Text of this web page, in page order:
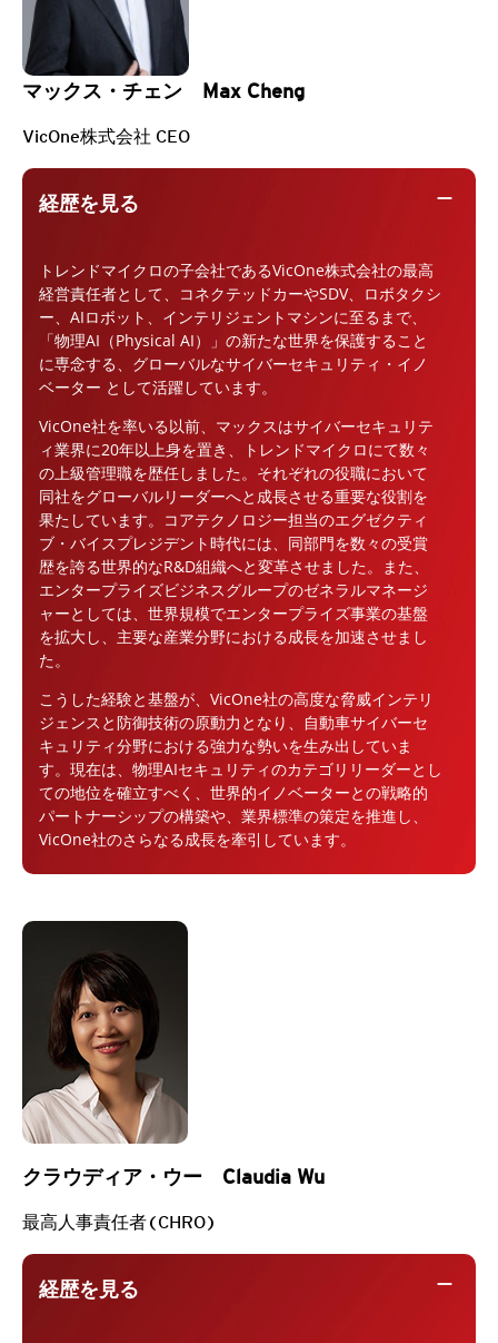
マックス・チェン Max Cheng
VicOne株式会社 CEO
経歴を見る remove
トレンドマイクロの子会社であるVicOne株式会社の最高
経営責任者として、コネクテッドカーやSDV、ロボタクシ
ー、AIロボット、インテリジェントマシンに至るまで、
「物理AI（Physical AI）」の新たな世界を保護すること
に専念する、グローバルなサイバーセキュリティ・イノ
ベーター として活躍しています。
VicOne社を率いる以前、マックスはサイバーセキュリテ
ィ業界に20年以上身を置き、トレンドマイクロにて数々
の上級管理職を歴任しました。それぞれの役職において
同社をグローバルリーダーへと成長させる重要な役割を
果たしています。コアテクノロジー担当のエグゼクティ
ブ・バイスプレジデント時代には、同部門を数々の受賞
歴を誇る世界的なR&D組織へと変革させました。また、
エンタープライズビジネスグループのゼネラルマネージ
ャーとしては、世界規模でエンタープライズ事業の基盤
を拡大し、主要な産業分野における成長を加速させまし
た。
こうした経験と基盤が、VicOne社の高度な脅威インテリ
ジェンスと防御技術の原動力となり、自動車サイバーセ
キュリティ分野における強力な勢いを生み出していま
す。現在は、物理AIセキュリティのカテゴリリーダーとし
ての地位を確立すべく、世界的イノベーターとの戦略的
パートナーシップの構築や、業界標準の策定を推進し、
VicOne社のさらなる成長を牽引しています。
クラウディア・ウー Claudia Wu
最高人事責任者(CHRO)
経歴を見る remove